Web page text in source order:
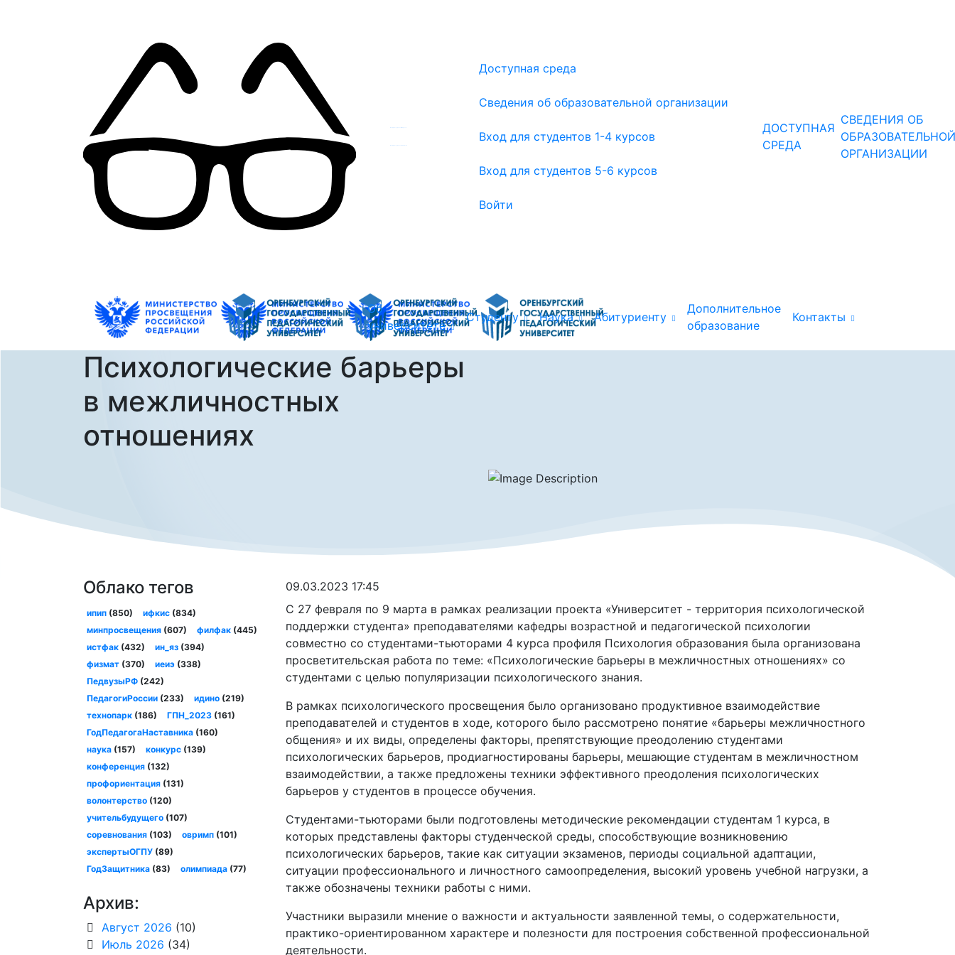
Доступная среда
Сведения об образовательной организации
Вход для студентов 1-4 курсов
Вход для студентов 5-6 курсов
Войти
ДОСТУПНАЯ
СРЕДА
СВЕДЕНИЯ ОБ
ОБРАЗОВАТЕЛЬНОЙ
ОРГАНИЗАЦИИ
Об
университете
Студенту Наука Абитуриенту
Дополнительное
образование
Контакты
Психологические барьеры
в межличностных
отношениях
09.03.2023 17:45
С 27 февраля по 9 марта в рамках реализации проекта «Университет - территория психологической
поддержки студента» преподавателями кафедры возрастной и педагогической психологии
совместно со студентами-тьюторами 4 курса профиля Психология образования была организована
просветительская работа по теме: «Психологические барьеры в межличностных отношениях» со
студентами с целью популяризации психологического знания.
В рамках психологического просвещения было организовано продуктивное взаимодействие
преподавателей и студентов в ходе, которого было рассмотрено понятие «барьеры межличностного
общения» и их виды, определены факторы, препятствующие преодолению студентами
психологических барьеров, продиагностированы барьеры, мешающие студентам в межличностном
взаимодействии, а также предложены техники эффективного преодоления психологических
барьеров у студентов в процессе обучения.
Студентами-тьюторами были подготовлены методические рекомендации студентам 1 курса, в
которых представлены факторы студенческой среды, способствующие возникновению
психологических барьеров, такие как ситуации экзаменов, периоды социальной адаптации,
ситуации профессионального и личностного самоопределения, высокий уровень учебной нагрузки, а
также обозначены техники работы с ними.
Участники выразили мнение о важности и актуальности заявленной темы, о содержательности,
практико-ориентированном характере и полезности для построения собственной профессиональной
деятельности.
Облако тегов
ипип(850) ифкис (834)
минпросвещения(607) филфак (445)
истфак(432) ин_яз (394)
физмат(370) иеиэ (338)
ПедвузыРФ(242)
ПедагогиРоссии(233) идино (219)
технопарк(186) ГПН_2023 (161)
ГодПедагогаНаставника(160)
наука(157) конкурс (139)
конференция(132)
профориентация(131)
волонтерство(120)
учительбудущего(107)
соревнования(103) овримп (101)
экспертыОГПУ(89)
ГодЗащитника(83) олимпиада (77)
Архив:
Август 2026 (10)
Июль 2026 (34)